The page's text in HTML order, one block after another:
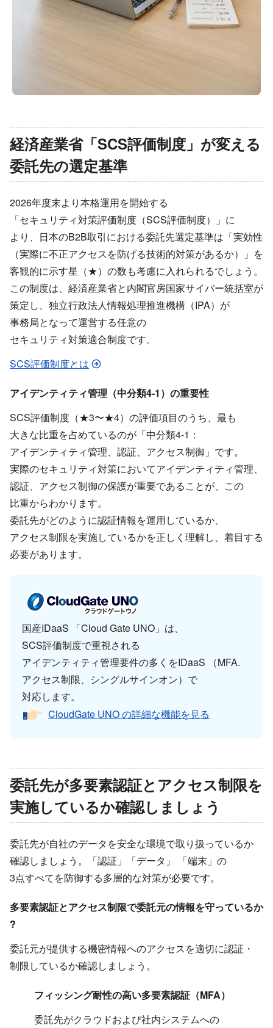
経済産業省​「SCS評価制度」が​変える​
委託先の​選定基準
2026年度末より​本格運用を​開始する​
「セキュリティ対策評価制度​（SCS評価制度）」に​
より、​日本の​B2B取引に​おける​委託先選定基準は​「実効性​
（実際に​不正アクセスを​防げる​技術的対策が​あるか）」を​
客観的に​示す星​（★）の​数も​考慮に​入れられるでしょう。
この​制度は、​経済産業省と​内閣官房国家サイバー統括室が​
策定し、​独立行政法人情報処理推進機構​（IPA）が​
事務局と​なって​運営する​任意の​
セキュリティ対策適合制度です。
SCS評価制度とは
アイデンティティ管理​（中分類4-1）の​重要性
SCS評価制度​（★3〜★4）の​評価項目のうち、​最も​
大きな​比重を​占めているのが​「中分類4-1：
アイデンティティ管理、​認証、​アクセス制御」です。
実際の​セキュリティ対策に​おいて​アイデンティティ管理、​
認証、​アクセス制御の​保護が​重要である​ことが、​この​
比重から​わかります。
委託先が​どのように​認証情報を​運用しているか、​
アクセス制限を​実施しているかを​正しく​理解し、​着目する​
必要が​あります。
国産IDaaS ​「Cloud Gate UNO」は、​
SCS評価制度で​重視される​
アイデンティティ管理要件の​多くを​IDaaS ​（MFA.
アクセス制限、​シングルサインオン）で​
対応します。
CloudGate UNO の​詳細な​機能を​見る
委託先が​多要素認証と​アクセス制限を​
実施しているか​確認しましょう
委託先が​自社の​データを​安全な​環境で​取り扱っているか​
確認しましょう。​「認証」​「データ」​ ​「端末」の​
3点すべてを​防御する​多層的な​対策が​必要です。
多要素認証と​アクセス制限で​委託元の​情報を​守っているか​
?
委託元が​提供する​機密情報への​アクセスを​適切に​認証・​
制限しているか​確認しましょう。
フィッシン​グ耐性の​高い​多要素認証​（MFA）
委託先が​クラウドおよび​社内システムへの​